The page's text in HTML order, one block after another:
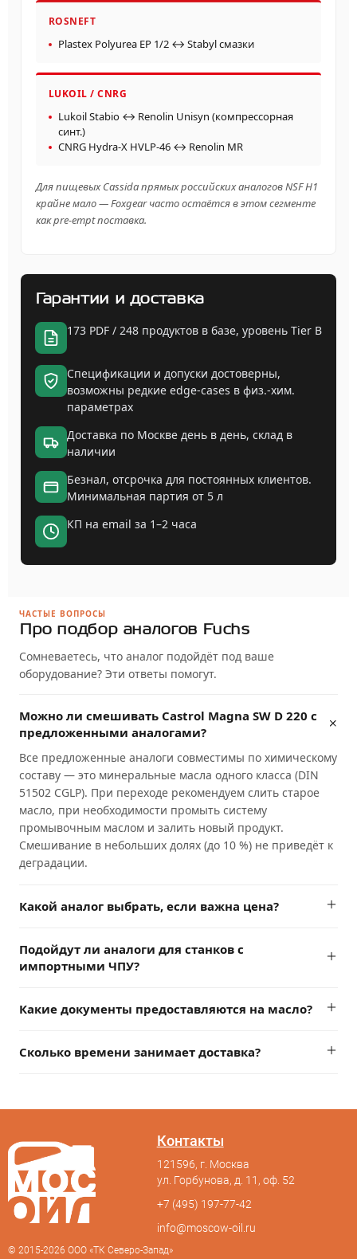
ROSNEFT
Plastex Polyurea EP 1/2 ↔ Stabyl смазки
LUKOIL / CNRG
Lukoil Stabio ↔ Renolin Unisyn (компрессорная
синт.)
CNRG Hydra-X HVLP-46 ↔ Renolin MR
Для пищевых Cassida прямых российских аналогов NSF H1
крайне мало — Foxgear часто остаётся в этом сегменте
как pre-empt поставка.
Гарантии и доставка
173 PDF / 248 продуктов в базе, уровень Tier B
Спецификации и допуски достоверны,
возможны редкие edge-cases в физ.-хим.
параметрах
Доставка по Москве день в день, склад в
наличии
Безнал, отсрочка для постоянных клиентов.
Минимальная партия от 5 л
КП на email за 1–2 часа
ЧАСТЫЕ ВОПРОСЫ
Про подбор аналогов Fuchs
Сомневаетесь, что аналог подойдёт под ваше
оборудование? Эти ответы помогут.
Можно ли смешивать Castrol Magna SW D 220 с
предложенными аналогами?
Все предложенные аналоги совместимы по химическому
составу — это минеральные масла одного класса (DIN
51502 CGLP). При переходе рекомендуем слить старое
масло, при необходимости промыть систему
промывочным маслом и залить новый продукт.
Смешивание в небольших долях (до 10 %) не приведёт к
деградации.
Какой аналог выбрать, если важна цена?
Подойдут ли аналоги для станков с
импортными ЧПУ?
Какие документы предоставляются на масло?
Сколько времени занимает доставка?
Контакты
121596, г. Москва
ул. Горбунова, д. 11, оф. 52
+7 (495) 197-77-42
info@moscow-oil.ru
© 2015-2026 ООО «ТК Северо-Запад»